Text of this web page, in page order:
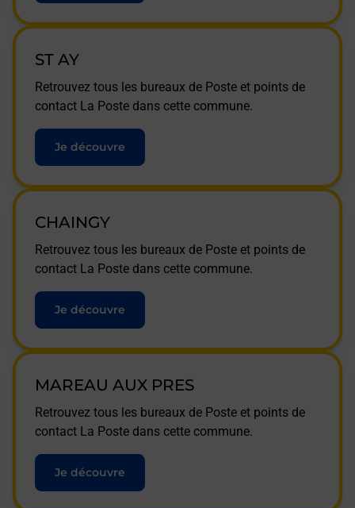
ST AY
Retrouvez tous les bureaux de Poste et points de
contact La Poste dans cette commune.
Je découvre
CHAINGY
Retrouvez tous les bureaux de Poste et points de
contact La Poste dans cette commune.
Je découvre
MAREAU AUX PRES
Retrouvez tous les bureaux de Poste et points de
contact La Poste dans cette commune.
Je découvre